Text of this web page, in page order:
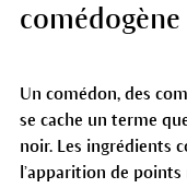
comédogène
Un comédon, des
se cache un terme
noir. Les ingrédients
l’apparition de